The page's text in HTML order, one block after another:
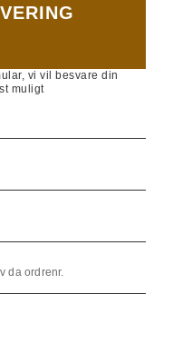
vi vil besvare din
muligt